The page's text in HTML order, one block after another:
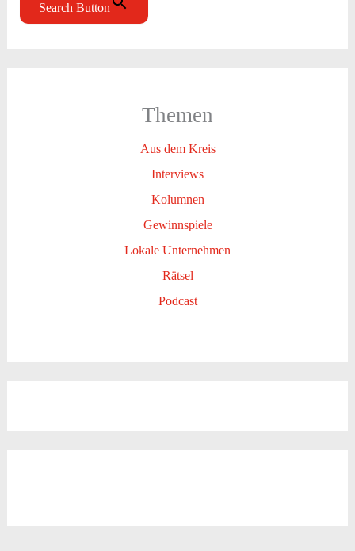
Search Button
Themen
Aus dem Kreis
Interviews
Kolumnen
Gewinnspiele
Lokale Unternehmen
Rätsel
Podcast